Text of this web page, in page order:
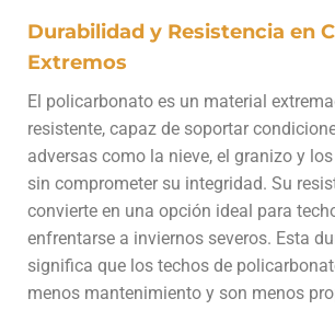
Durabilidad y Resistencia en
Extremos
El policarbonato es un material
resistente, capaz de soportar
adversas como la nieve, el granizo y
sin comprometer su integridad. Su
convierte en una opción ideal para
enfrentarse a inviernos severos. Esta
significa que los techos de
menos mantenimiento y son menos